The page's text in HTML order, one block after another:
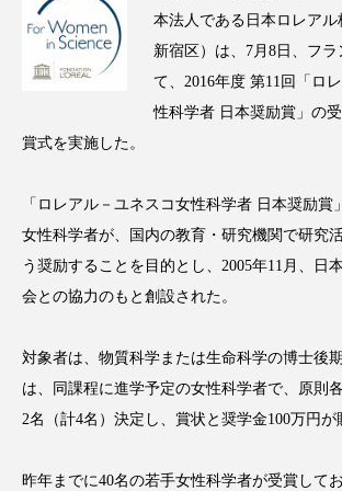
アンチエイジング アンチソリチュー
インタビュー インナービューティ
インナービューティーアワード2025受賞商
ウェルビーイング エイジングケア
エクソソーム オーガニック
カウンセラー カウンセリング
カカイオイル ガジェット キ
本法人である日本ロレア
新宿区）は、7月8日、フ
て、2016年度 第11回「ロ
性科学者 日本奨励賞」の
賞式を実施した。
「ロレアル－ユネスコ女性科学者 日本奨励賞
女性科学者が、国内の教育・研究機関で研究
う奨励することを目的とし、2005年11月、日
会との協力のもと創設された。
対象者は、物質科学または生命科学の博士後
は、同課程に進学予定の女性科学者で、原則
2名（計4名）決定し、賞状と奨学金100万円が
昨年までに40名の若手女性科学者が受賞して